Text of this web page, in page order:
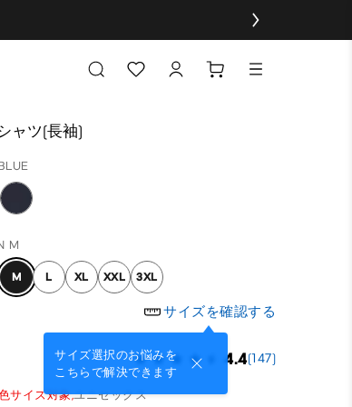
ャツ(長袖)
M
M L XL XXL 3XL
サイズを確認する
サイズ選択のお悩みを
こちらで解決できます
4.4(147)
サイズ対象,ユニセックス